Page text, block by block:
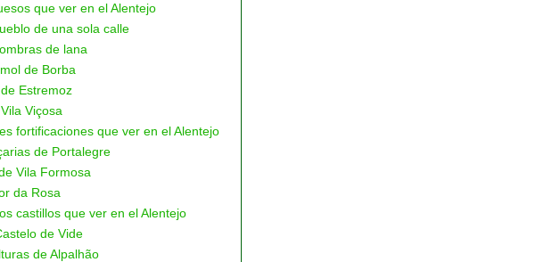
que ver en el Alentejo
de una sola calle
de lana
de Borba
Estremoz
Viçosa
fortificaciones que ver en el Alentejo
de Portalegre
Vila Formosa
da Rosa
castillos que ver en el Alentejo
de Vide
de Alpalhão